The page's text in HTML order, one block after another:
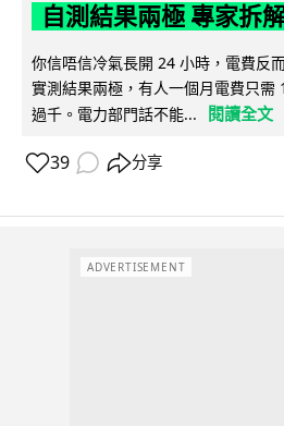
自測結果兩極 專家拆
你信唔信冷氣長開 24 小時，電費反
實測結果兩極，有人一個月電費只需
過千。電力部門話不能...
閱讀全文
39 分享
ADVERTISEMENT